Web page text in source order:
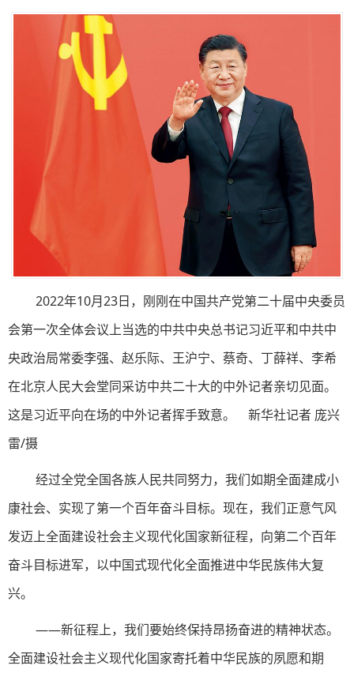
2022年10月23日，刚刚在中国共产党第二十届中央委员
会第一次全体会议上当选的中共中央总书记习近平和中共中
央政治局常委李强、赵乐际、王沪宁、蔡奇、丁薛祥、李希
在北京人民大会堂同采访中共二十大的中外记者亲切见面。
这是习近平向在场的中外记者挥手致意。 新华社记者 庞兴
雷/摄
经过全党全国各族人民共同努力，我们如期全面建成小
康社会、实现了第一个百年奋斗目标。现在，我们正意气风
发迈上全面建设社会主义现代化国家新征程，向第二个百年
奋斗目标进军，以中国式现代化全面推进中华民族伟大复
兴。
——新征程上，我们要始终保持昂扬奋进的精神状态。
全面建设社会主义现代化国家寄托着中华民族的夙愿和期